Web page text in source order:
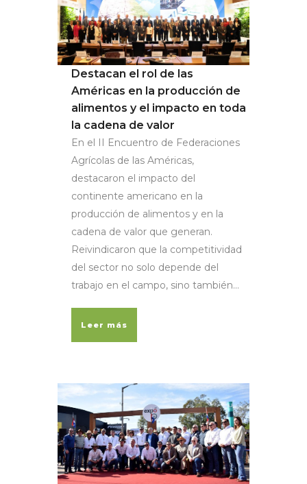
Destacan el rol de las
Américas en la producción de
alimentos y el impacto en toda
la cadena de valor
En el II Encuentro de Federaciones
Agrícolas de las Américas,
destacaron el impacto del
continente americano en la
producción de alimentos y en la
cadena de valor que generan.
Reivindicaron que la competitividad
del sector no solo depende del
trabajo en el campo, sino también...
Leer más